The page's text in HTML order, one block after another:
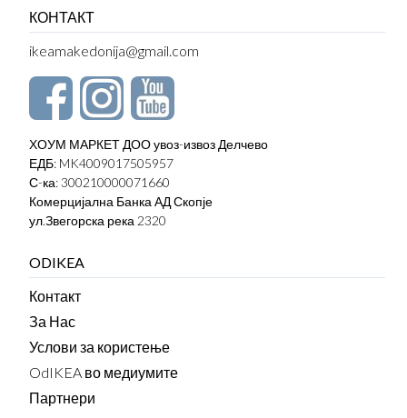
КОНТАКТ
ikeamakedonija@gmail.com
ХОУМ МАРКЕТ ДОО увоз-извоз Делчево
ЕДБ: MK4009017505957
С-ка: 300210000071660
Комерцијална Банка АД Скопје
ул.Звегорска река 2320
ODIKEA
Контакт
За Нас
Услови за користење
OdIKEA во медиумите
Партнери